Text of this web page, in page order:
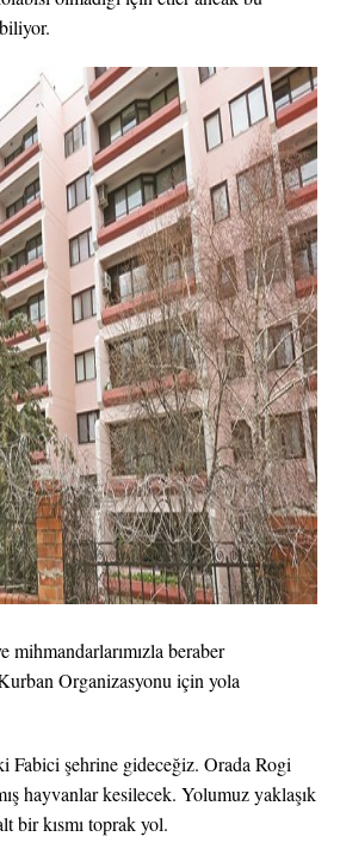
mihmandarlarımızla beraber
Organizasyonu için yola
Fabici şehrine gideceğiz. Orada Rogi
hayvanlar kesilecek. Yolumuz yaklaşık
bir kısmı toprak yol.